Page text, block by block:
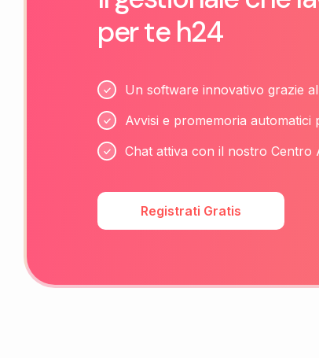
per te h24
Un software innovativo grazie
Avvisi e promemoria automatici
Chat attiva con il nostro Centro
Registrati Gratis